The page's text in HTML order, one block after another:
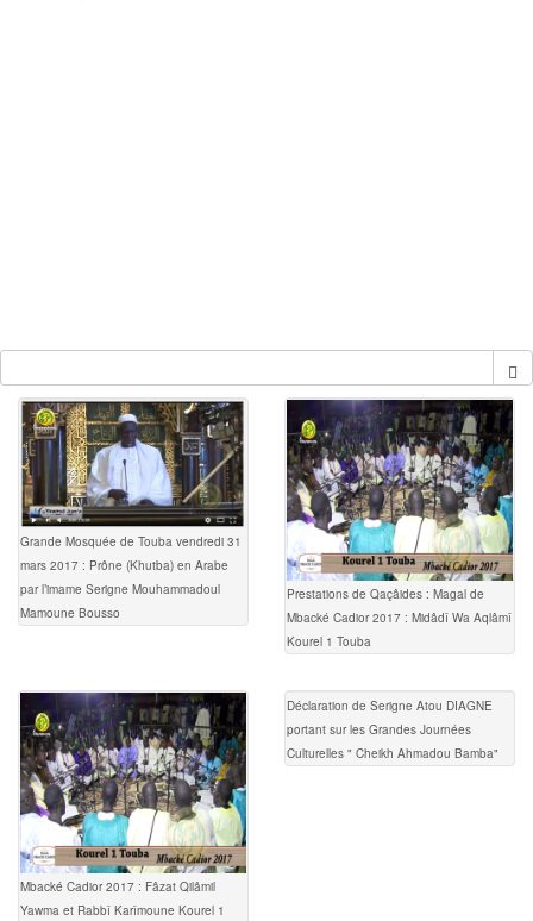
Grande Mosquée de Touba vendredi 31
mars 2017 : Prône (Khutba) en Arabe
par l’imame Serigne Mouhammadoul
Mamoune Bousso
Prestations de Qaçâides : Magal de
Mbacké Cadior 2017 : Midâdî Wa Aqlâmî
Kourel 1 Touba
Mbacké Cadior 2017 : Fâzat Qilâmil
Yawma et Rabbî Karîmoune Kourel 1
Déclaration de Serigne Atou DIAGNE
portant sur les Grandes Journées
Culturelles " Cheikh Ahmadou Bamba"